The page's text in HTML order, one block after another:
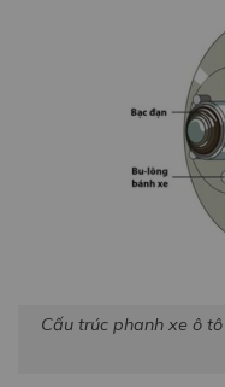
Cấu trúc phanh xe ô